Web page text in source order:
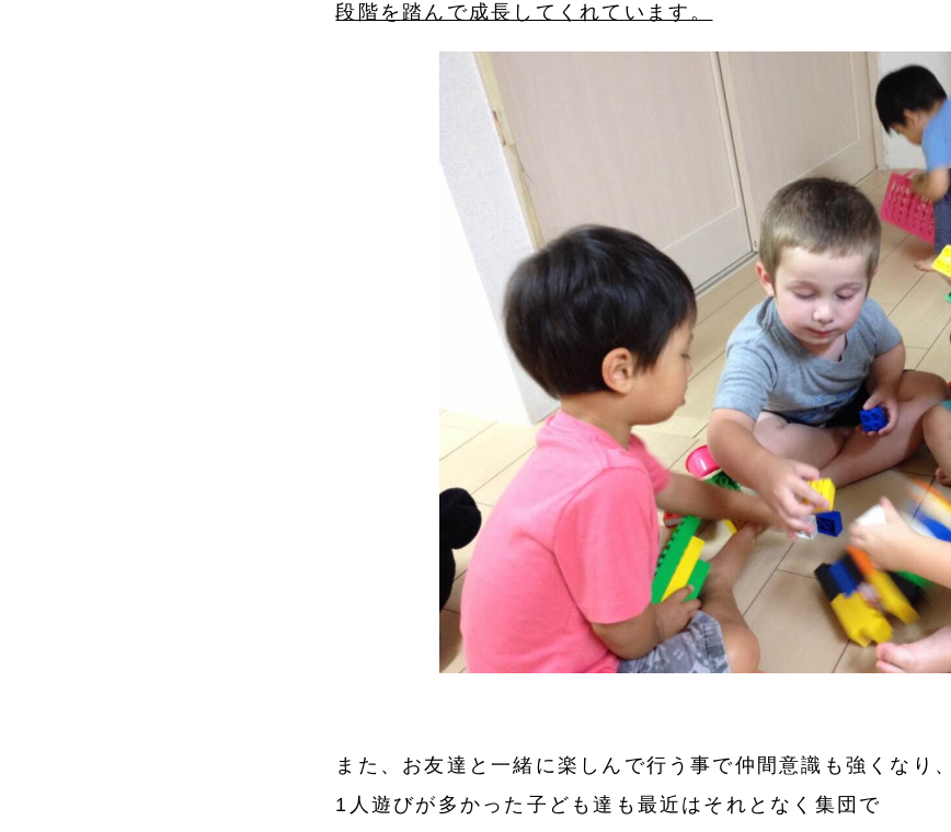
段階を踏んで成長してくれています。
また、お友達と一緒に楽しんで行う事で仲間意識も強くなり、
1人遊びが多かった子ども達も最近はそれとなく集団で